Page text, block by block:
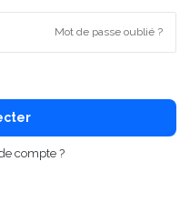
Mot de passe oublié ?
compte ?